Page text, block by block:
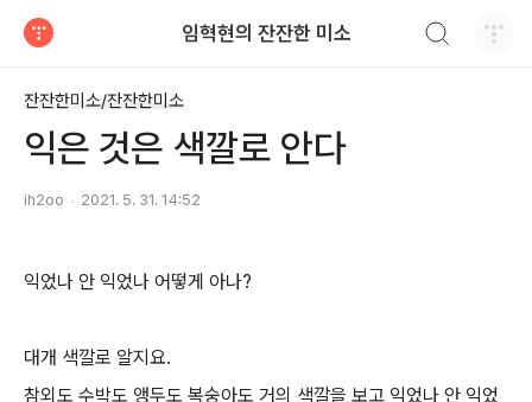
임혁현의 잔잔한 미소
잔잔한미소/잔잔한미소
익은 것은 색깔로 안다
ih2oo 2021. 5. 31. 14:52
익었나 안 익었나 어떻게 아나?
대개 색깔로 알지요.
참외도 수박도 앵두도 복숭아도 거의 색깔을 보고 익었나 안 익었